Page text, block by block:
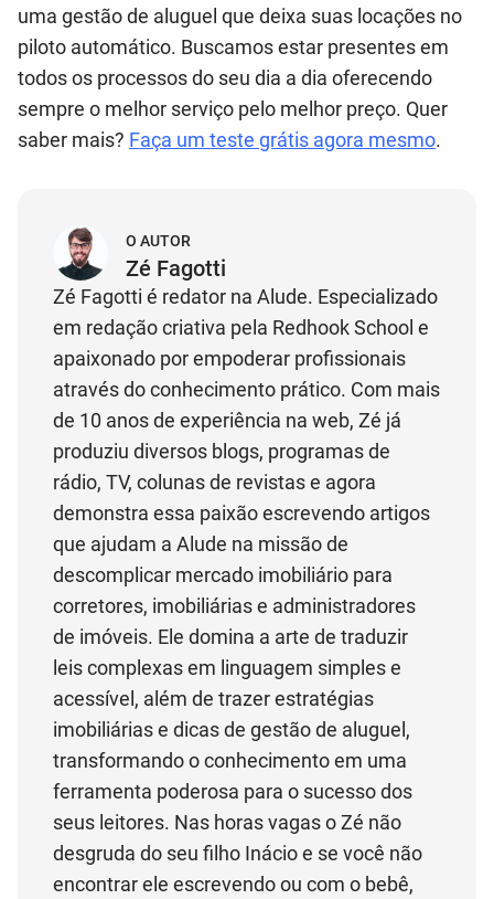
uma gestão de aluguel que deixa suas locações no
piloto automático. Buscamos estar presentes em
todos os processos do seu dia a dia oferecendo
sempre o melhor serviço pelo melhor preço. Quer
saber mais? Faça um teste grátis agora mesmo.
O AUTOR
Zé Fagotti
Zé Fagotti é redator na Alude. Especializado
em redação criativa pela Redhook School e
apaixonado por empoderar profissionais
através do conhecimento prático. Com mais
de 10 anos de experiência na web, Zé já
produziu diversos blogs, programas de
rádio, TV, colunas de revistas e agora
demonstra essa paixão escrevendo artigos
que ajudam a Alude na missão de
descomplicar mercado imobiliário para
corretores, imobiliárias e administradores
de imóveis. Ele domina a arte de traduzir
leis complexas em linguagem simples e
acessível, além de trazer estratégias
imobiliárias e dicas de gestão de aluguel,
transformando o conhecimento em uma
ferramenta poderosa para o sucesso dos
seus leitores. Nas horas vagas o Zé não
desgruda do seu filho Inácio e se você não
encontrar ele escrevendo ou com o bebê,